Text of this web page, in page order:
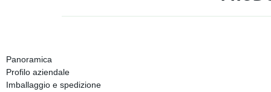
Panoramica
Profilo aziendale
Imballaggio e spedizione